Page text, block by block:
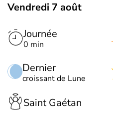
Vendredi 7 août
Journée
0 min
Dernier
croissant de Lune
Saint Gaétan